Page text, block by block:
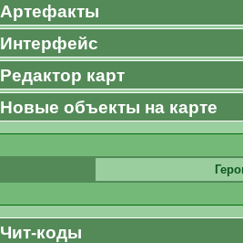
Артефакты
Интерфейс
Редактор карт
Новые объекты на карте
Чит-коды